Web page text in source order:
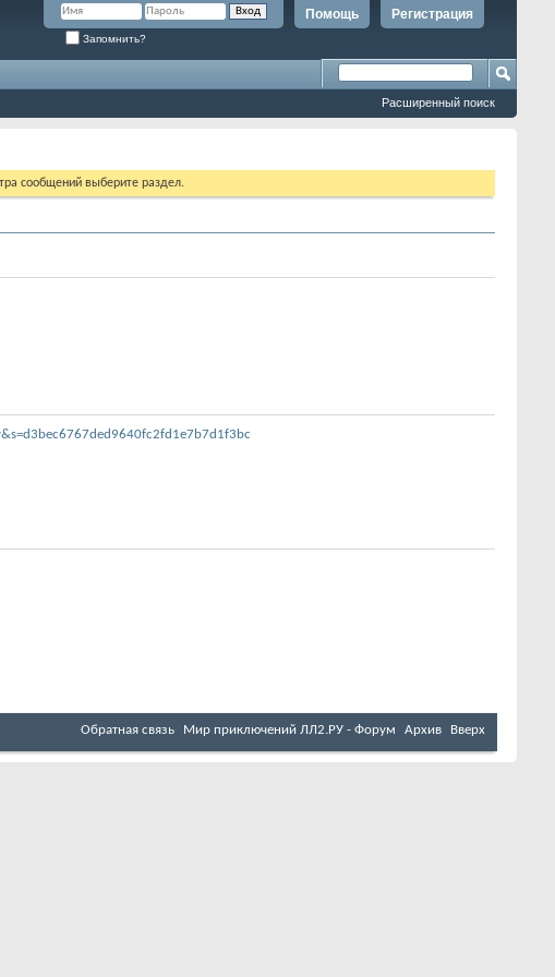
Регистрация
Помощь
Запомнить?
Расширенный поиск
сообщений выберите раздел.
Обратная связь Мир приключений ЛЛ2.РУ - Форум Архив Вверх